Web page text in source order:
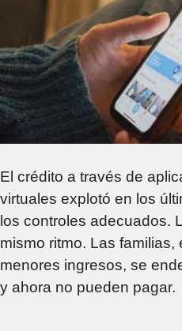
El crédito a través de
virtuales explotó en los
los controles adecuados.
mismo ritmo. Las
menores ingresos, se
y ahora no pueden pagar.